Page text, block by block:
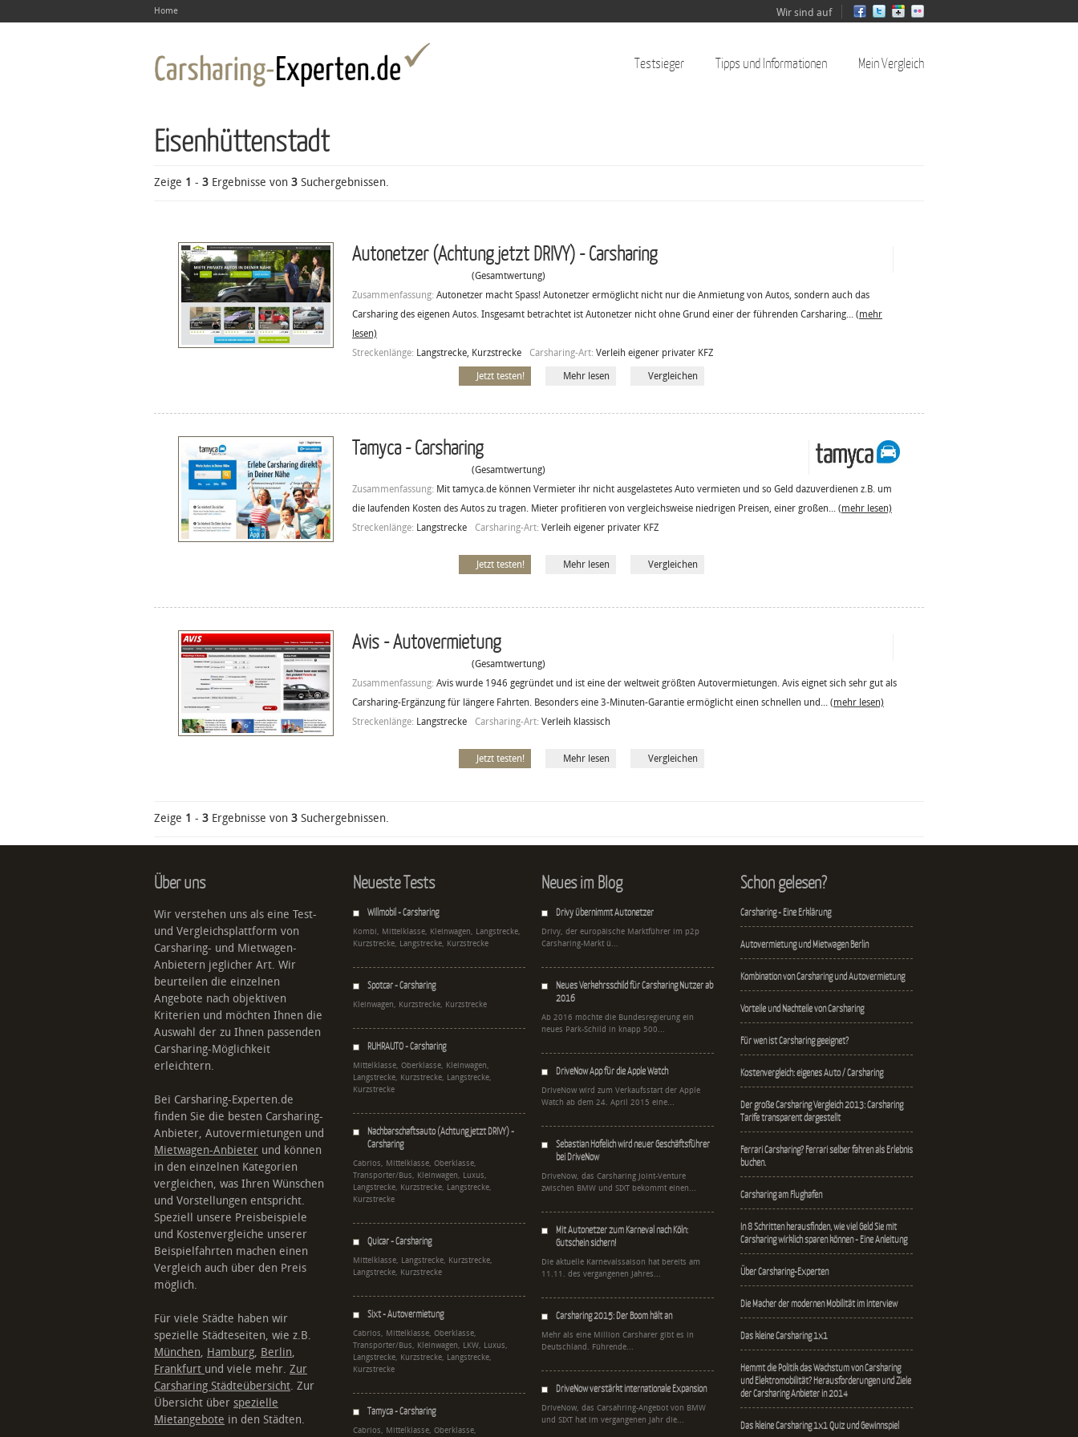
Home Wir sind auf
Testsieger Tipps und Informationen Mein Vergleich
Eisenhüttenstadt
Zeige 1 - 3 Ergebnisse von 3 Suchergebnissen.
Autonetzer (Achtung jetzt DRIVY) - Carsharing
(Gesamtwertung)
Zusammenfassung: Autonetzer macht Spass! Autonetzer ermöglicht nicht nur die Anmietung von Autos, sondern auch das
Carsharing des eigenen Autos. Insgesamt betrachtet ist Autonetzer nicht ohne Grund einer der führenden Carsharing... (mehr
lesen)
Streckenlänge: Langstrecke, Kurzstrecke Carsharing-Art: Verleih eigener privater KFZ
Jetzt testen! Mehr lesen Vergleichen
Tamyca - Carsharing
(Gesamtwertung)
Zusammenfassung: Mit tamyca.de können Vermieter ihr nicht ausgelastetes Auto vermieten und so Geld dazuverdienen z.B. um
die laufenden Kosten des Autos zu tragen. Mieter profitieren von vergleichsweise niedrigen Preisen, einer großen... (mehr lesen)
Streckenlänge: Langstrecke Carsharing-Art: Verleih eigener privater KFZ
Jetzt testen! Mehr lesen Vergleichen
Avis - Autovermietung
(Gesamtwertung)
Zusammenfassung: Avis wurde 1946 gegründet und ist eine der weltweit größten Autovermietungen. Avis eignet sich sehr gut als
Carsharing-Ergänzung für längere Fahrten. Besonders eine 3-Minuten-Garantie ermöglicht einen schnellen und... (mehr lesen)
Streckenlänge: Langstrecke Carsharing-Art: Verleih klassisch
Jetzt testen! Mehr lesen Vergleichen
Zeige 1 - 3 Ergebnisse von 3 Suchergebnissen.
Über uns
Wir verstehen uns als eine Test-
und Vergleichsplattform von
Carsharing- und Mietwagen-
Anbietern jeglicher Art. Wir
beurteilen die einzelnen
Angebote nach objektiven
Kriterien und möchten Ihnen die
Auswahl der zu Ihnen passenden
Carsharing-Möglichkeit
erleichtern.
Bei Carsharing-Experten.de
finden Sie die besten Carsharing-
Anbieter, Autovermietungen und
Mietwagen-Anbieter und können
in den einzelnen Kategorien
vergleichen, was Ihren Wünschen
und Vorstellungen entspricht.
Speziell unsere Preisbeispiele
und Kostenvergleiche unserer
Beispielfahrten machen einen
Vergleich auch über den Preis
möglich.
Für viele Städte haben wir
spezielle Städteseiten, wie z.B.
München, Hamburg, Berlin,
Frankfurt und viele mehr. Zur
Carsharing Städteübersicht. Zur
Übersicht über spezielle
Mietangebote in den Städten.
Neueste Tests
Willmobil - Carsharing
Kombi, Mittelklasse, Kleinwagen, Langstrecke,
Kurzstrecke, Langstrecke, Kurzstrecke
Spotcar - Carsharing
Kleinwagen, Kurzstrecke, Kurzstrecke
RUHRAUTO - Carsharing
Mittelklasse, Oberklasse, Kleinwagen,
Langstrecke, Kurzstrecke, Langstrecke,
Kurzstrecke
Nachbarschaftsauto (Achtung jetzt DRIVY) -
Carsharing
Cabrios, Mittelklasse, Oberklasse,
Transporter/Bus, Kleinwagen, Luxus,
Langstrecke, Kurzstrecke, Langstrecke,
Kurzstrecke
Quicar - Carsharing
Mittelklasse, Langstrecke, Kurzstrecke,
Langstrecke, Kurzstrecke
Sixt - Autovermietung
Cabrios, Mittelklasse, Oberklasse,
Transporter/Bus, Kleinwagen, LKW, Luxus,
Langstrecke, Kurzstrecke, Langstrecke,
Kurzstrecke
Tamyca - Carsharing
Cabrios, Mittelklasse, Oberklasse,
Neues im Blog
Drivy übernimmt Autonetzer
Drivy, der europäische Marktführer im p2p
Carsharing-Markt ü...
Neues Verkehrsschild für Carsharing Nutzer ab
2016
Ab 2016 möchte die Bundesregierung ein
neues Park-Schild in knapp 500...
DriveNow App für die Apple Watch
DriveNow wird zum Verkaufsstart der Apple
Watch ab dem 24. April 2015 eine...
Sebastian Hofelich wird neuer Geschäftsführer
bei DriveNow
DriveNow, das Carsharing Joint-Venture
zwischen BMW und SIXT bekommt einen...
Mit Autonetzer zum Karneval nach Köln:
Gutschein sichern!
Die aktuelle Karnevalssaison hat bereits am
11.11. des vergangenen Jahres...
Carsharing 2015: Der Boom hält an
Mehr als eine Million Carsharer gibt es in
Deutschland. Führende...
DriveNow verstärkt internationale Expansion
DriveNow, das Carsahring-Angebot von BMW
und SIXT hat im vergangenen Jahr die...
Schon gelesen?
Carsharing - Eine Erklärung
Autovermietung und Mietwagen Berlin
Kombination von Carsharing und Autovermietung
Vorteile und Nachteile von Carsharing
Für wen ist Carsharing geeignet?
Kostenvergleich: eigenes Auto / Carsharing
Der große Carsharing Vergleich 2013: Carsharing
Tarife transparent dargestellt
Ferrari Carsharing? Ferrari selber fahren als Erlebnis
buchen.
Carsharing am Flughafen
In 8 Schritten herausfinden, wie viel Geld Sie mit
Carsharing wirklich sparen können - Eine Anleitung
Über Carsharing-Experten
Die Macher der modernen Mobilität im Interview
Das kleine Carsharing 1x1
Hemmt die Politik das Wachstum von Carsharing
und Elektromobilität? Herausforderungen und Ziele
der Carsharing Anbieter in 2014
Das kleine Carsharing 1x1 Quiz und Gewinnspiel